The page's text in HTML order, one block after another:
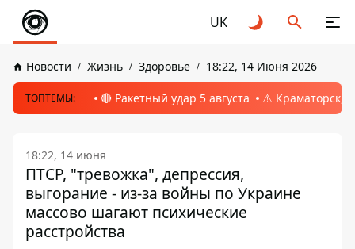
UK
Новости Жизнь Здоровье 18:22, 14 Июня 2026
ТОПТЕМЫ: 🔴 Ракетный удар 5 августа ⚠️ Краматорск,
18:22, 14 июня
ПТСР, "тревожка", депрессия,
выгорание - из-за войны по Украине
массово шагают психические
расстройства